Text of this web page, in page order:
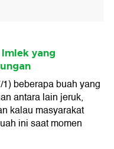
yang
beberapa buah yang
antara lain jeruk,
kalau masyarakat
ini saat momen